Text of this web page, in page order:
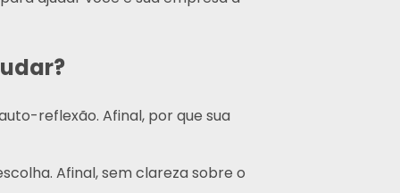
reflexão. Afinal, por que sua
Afinal, sem clareza sobre o